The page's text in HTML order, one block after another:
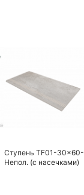
Ступень TF01-30x60-
Непол. (с насечками)